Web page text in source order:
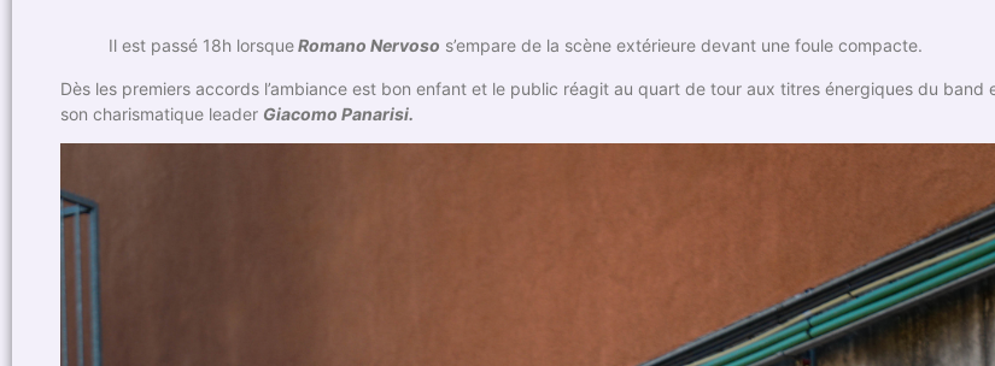
Il est passé 18h lorsqueRomano Nervoso s’empare de la scène extérieure devant une foule compacte.
Dès les premiers accords l’ambiance est bon enfant et le public réagit au quart de tour aux titres énergiques du band
son charismatique leader Giacomo Panarisi.